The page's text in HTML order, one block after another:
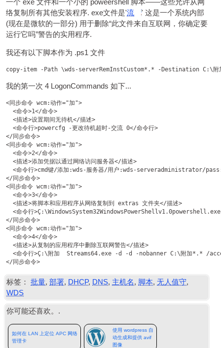
一个 exe 文件和一个小的 poweershell 脚本——这些允许从网
络复制所有其他安装程序. exe文件是'流
' 这是一个系统内部
(现在是微软的一部分) 用于删除“此文件来自互联网，你确定要
运行它吗”警告的实用程序.
我还有以下脚本作为 .ps1 文件
我的第一次 4 LogonCommands 如下...
<同步命令 wcm:动作="加">
  <命令>1</命令>
  <描述>设置期间无待机</描述>
  <命令行>powercfg -更改待机超时-交流 0</命令行>
</同步命令>
<同步命令 wcm:动作="加">
  <命令>2</命令>
  <描述>添加凭据以通过网络访问服务器</描述>
<命令行>cmd键/添加:wds-服务器/用户:wds-serveradministrator/
</同步命令>
<同步命令 wcm:动作="加">
  <命令>3</命令>
  <描述>将脚本和应用程序从网络复制到 extras 文件夹</描述>
<命令行
</同步命令>
<同步命令 wcm:动作="加">
  <命令>4</命令>
  <描述>从复制的应用程序中删除互联网警告</描述>
<命令行>Ç:\附加  Streams64.exe -d -d -nobanner C:\附加*.* /
标签： 批量,部署, DHCP, DNS, 主机名, 脚本,无人值守,
WDS
你可能还喜欢。.
如何在 LAN 上定位 APC 网络
管理卡
使用 wordpress 自
动生成和提供 avif
图像